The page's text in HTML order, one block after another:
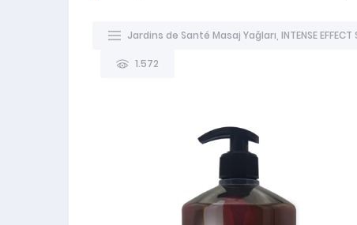
Jardins de Santé Masaj Yağları INTENSE EFFECT
1.572